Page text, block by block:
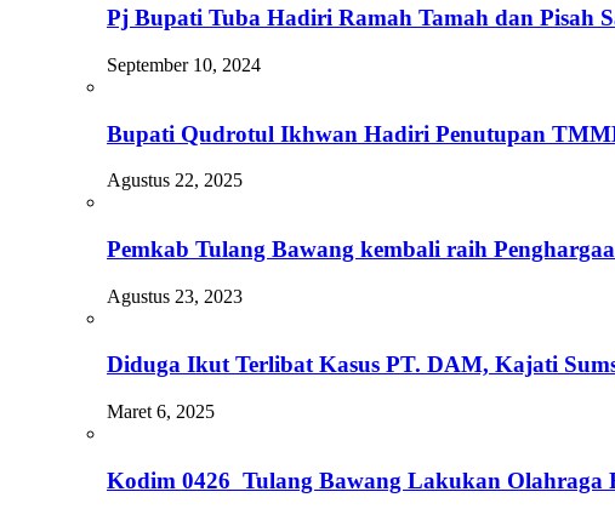
Pj Bupati Tuba Hadiri Ramah Tamah dan Pisah
September 10, 2024
Bupati Qudrotul Ikhwan Hadiri Penutupan
Agustus 22, 2025
Pemkab Tulang Bawang kembali raih
Agustus 23, 2023
Diduga Ikut Terlibat Kasus PT. DAM, Kajati
Maret 6, 2025
Kodim 0426 Tulang Bawang Lakukan Olahraga